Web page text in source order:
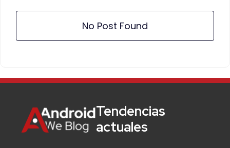
No Post Found
Tendencias
actuales